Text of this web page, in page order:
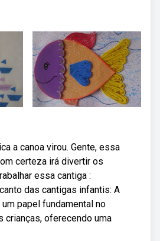
a canoa virou. Gente, essa
certeza irá divertir os
essa cantiga :
das cantigas infantis: A
papel fundamental no
crianças, oferecendo uma